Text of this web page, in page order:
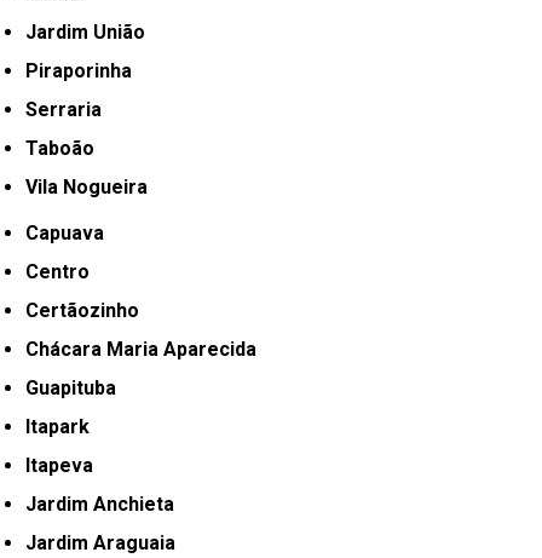
Jardim União
Piraporinha
Serraria
Taboão
Vila Nogueira
Capuava
Centro
Certãozinho
Chácara Maria Aparecida
Guapituba
Itapark
Itapeva
Jardim Anchieta
Jardim Araguaia